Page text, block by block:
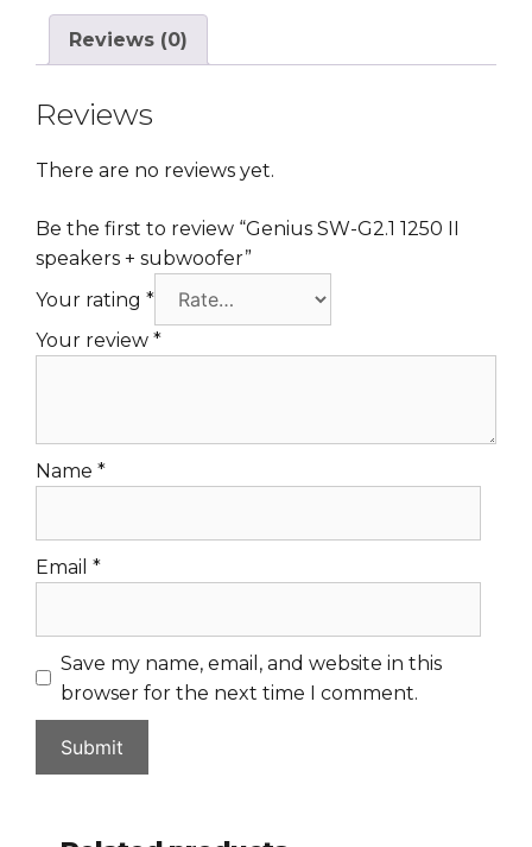
Reviews (0)
Reviews
There are no reviews yet.
Be the first to review “Genius SW-G2.1 1250 II
speakers + subwoofer”
Your rating *
Your review *
Name *
Email *
Save my name, email, and website in this
browser for the next time I comment.